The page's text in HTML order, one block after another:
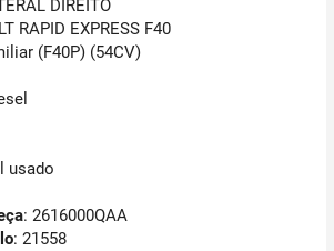
DIREITO
RAPID EXPRESS F40
(F40P) (54CV)
usado
: 2616000QAA
: 21558